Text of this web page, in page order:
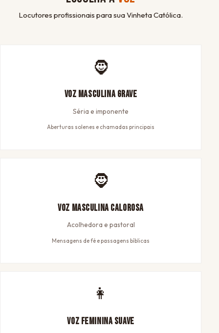
Locutores profissionais para sua Vinheta Católica.
🧔
Voz Masculina Grave
Séria e imponente
Aberturas solenes e chamadas principais
🧔
Voz Masculina Calorosa
Acolhedora e pastoral
Mensagens de fé e passagens bíblicas
👩
Voz Feminina Suave